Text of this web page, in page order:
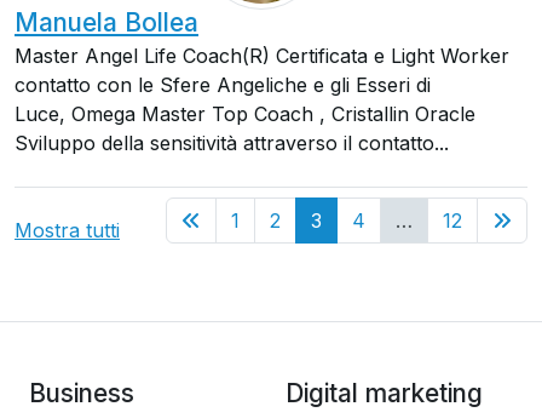
Manuela Bollea
Master Angel Life Coach(R) Certificata e Light Worker
contatto con le Sfere Angeliche e gli Esseri di
Luce, Omega Master Top Coach , Cristallin Oracle
Sviluppo della sensitività attraverso il contatto...
Mostra tutti 1 2 3 (current)
4 … 12
Business Digital marketing